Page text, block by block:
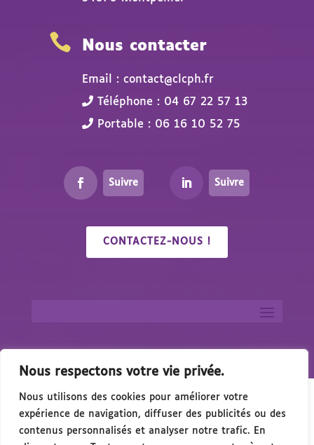
Nous respectons votre vie privée.
Nous utilisons des cookies pour améliorer votre
expérience de navigation, diffuser des publicités ou des
contenus personnalisés et analyser notre trafic. En
 Nous contacter
Email : contact@clcph.fr
Téléphone : 04 67 22 57 13
Portable : 06 16 10 52 75
Suivre Suivre
CONTACTEZ-NOUS !